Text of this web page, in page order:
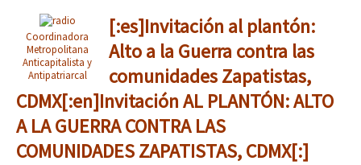
Coordinadora
Metropolitana
Anticapitalista y
Antipatriarcal
[:es]Invitación al plantón:
Alto a la Guerra contra las
comunidades Zapatistas,
CDMX[:en]Invitación AL PLANTÓN: ALTO
A LA GUERRA CONTRA LAS
COMUNIDADES ZAPATISTAS, CDMX[:]